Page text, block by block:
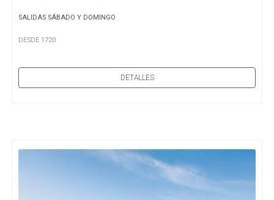
SALIDAS SÁBADO Y DOMINGO
DESDE 1720
DETALLES